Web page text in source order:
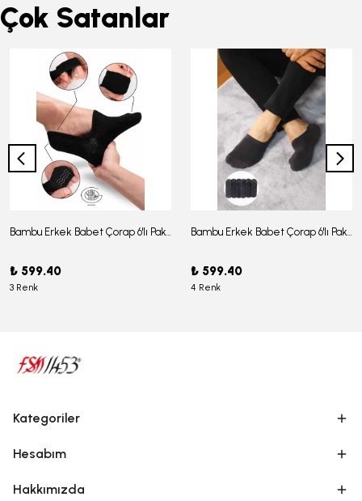
Çok Satanlar
Bambu Erkek Babet Çorap 6'lı Paket - J-03
₺ 599.40
3 Renk
Bambu Erkek Babet Çorap 6'lı Paket -J-08
₺ 599.40
4 Renk
Kategoriler
Hesabım
Hakkımızda